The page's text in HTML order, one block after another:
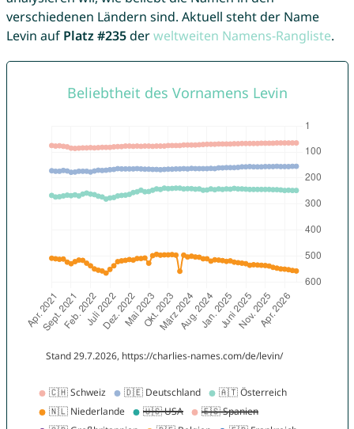
verschiedenen Ländern sind. Aktuell steht der Name
Levin auf Platz #235derweltweiten Namens-Rangliste.